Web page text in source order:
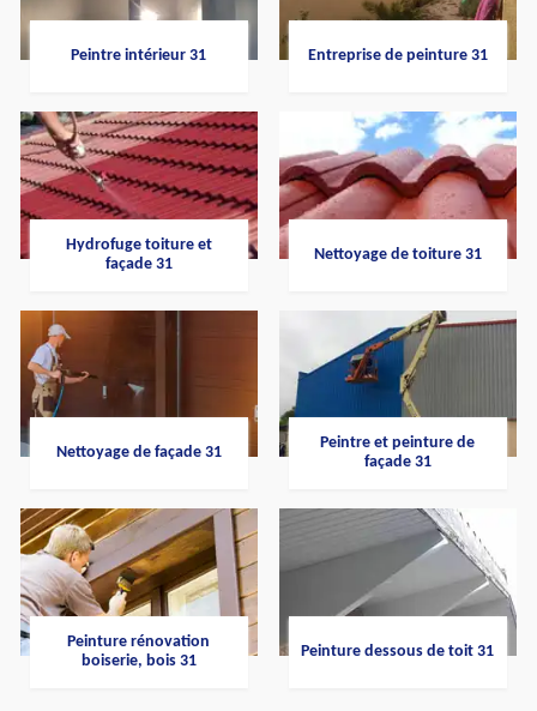
Peintre intérieur 31 Entreprise de peinture 31
Hydrofuge toiture et
façade 31
Nettoyage de toiture 31
Nettoyage de façade 31
Peintre et peinture de
façade 31
Peinture rénovation
boiserie, bois 31
Peinture dessous de toit 31